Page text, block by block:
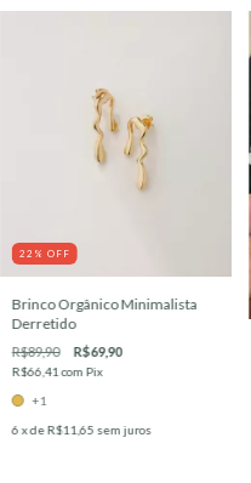
22 % OFF
Brinco Orgânico Minimalista
Derretido
R$89,90 R$69,90
R$66,41com Pix
+1
6 x deR$11,65 sem juros